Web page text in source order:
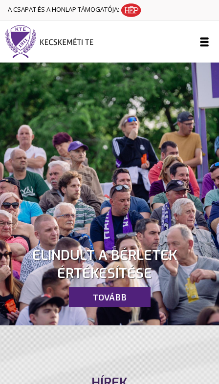
A CSAPAT ÉS A HONLAP TÁMOGATÓJA:
ELINDULT A BÉRLETEK
ÉRTÉKESÍTÉSE
TOVÁBB